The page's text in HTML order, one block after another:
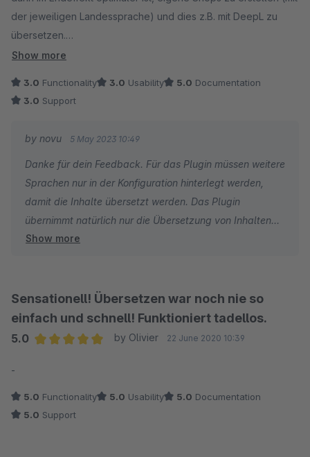
der jeweiligen Landessprache) und dies z.B. mit DeepL zu
übersetzen.
Suppot leider überhaupt nicht vorhanden, seit 3 Monaten am
ich mal jemanden am Telefon, da wurde mir versprochen,
dass Updates umgesetzt werden, seitdem Funkstille.
guter Ansatz, aber nichts daraus gemacht.
Show more
3.0 Functionality 3.0 Usability 5.0 Documentation
3.0 Support
by novu 5 May 2023 10:49
Danke für dein Feedback. Für das Plugin müssen weitere
Sprachen nur in der Konfiguration hinterlegt werden,
damit die Inhalte übersetzt werden. Das Plugin
übernimmt natürlich nur die Übersetzung von Inhalten
und keine weiteren Anpassungen für verschiedene
Was den Support angeht, kann ich die Enttäuschung
nachvollziehen und das tut mir Leid. Wir hatten intern
Show more
Sensationell! Übersetzen war noch nie so
einfach und schnell! Funktioniert tadellos.
5.0
by Olivier 22 June 2020 10:39
-
5.0 Functionality 5.0 Usability 5.0 Documentation
5.0 Support